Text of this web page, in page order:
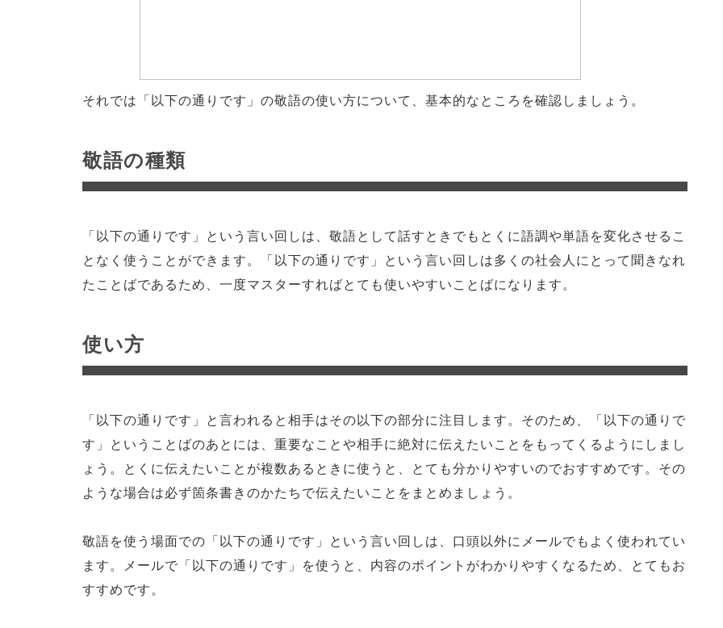
それでは「以下の通りです」の敬語の使い方について、基本的なところを確認しましょう。
敬語の種類
「以下の通りです」という言い回しは、敬語として話すときでもとくに語調や単語を変化させるこ
となく使うことができます。「以下の通りです」という言い回しは多くの社会人にとって聞きなれ
たことばであるため、一度マスターすればとても使いやすいことばになります。
使い方
「以下の通りです」と言われると相手はその以下の部分に注目します。そのため、「以下の通りで
す」ということばのあとには、重要なことや相手に絶対に伝えたいことをもってくるようにしまし
ょう。とくに伝えたいことが複数あるときに使うと、とても分かりやすいのでおすすめです。その
ような場合は必ず箇条書きのかたちで伝えたいことをまとめましょう。
敬語を使う場面での「以下の通りです」という言い回しは、口頭以外にメールでもよく使われてい
ます。メールで「以下の通りです」を使うと、内容のポイントがわかりやすくなるため、とてもお
すすめです。